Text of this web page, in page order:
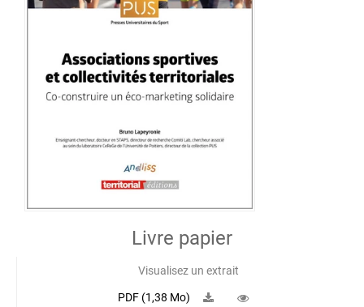
Livre papier
Visualisez un extrait
PDF (1,38 Mo)